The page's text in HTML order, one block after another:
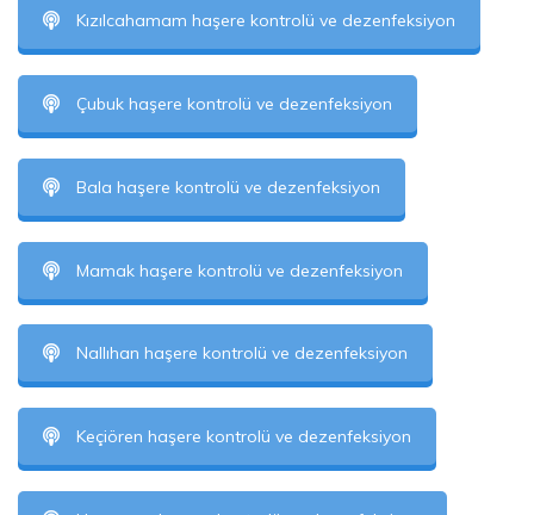
Kızılcahamam haşere kontrolü ve dezenfeksiyon
Çubuk haşere kontrolü ve dezenfeksiyon
Bala haşere kontrolü ve dezenfeksiyon
Mamak haşere kontrolü ve dezenfeksiyon
Nallıhan haşere kontrolü ve dezenfeksiyon
Keçiören haşere kontrolü ve dezenfeksiyon